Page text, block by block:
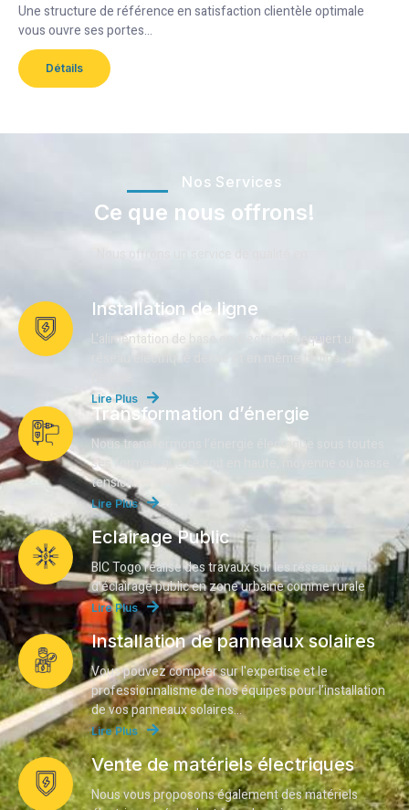
Une structure de référence en satisfaction clientèle optimale
vous ouvre ses portes…
Détails
Nos Services
Ce que nous offrons!
Installation de ligne
L'alimentation de base en électricité requiert un
réseau électrique dense et en même temps
Lire Plus
Transformation d’énergie
Nous transformons l’énergie électrique sous toutes
ses formes, que ce soit en haute, moyenne ou basse
tension.
Lire Plus
Éclairage Public
BIC Togo réalise des travaux sur les réseaux
d’éclairage public en zone urbaine comme rurale
Lire Plus
Installation de panneaux solaires
Vous pouvez compter sur l'expertise et le
professionnalisme de nos équipes pour l’installation
de vos panneaux solaires...
Lire Plus
Vente de matériels électriques
Nous vous proposons également des matériels